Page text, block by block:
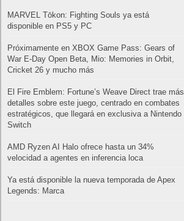
MARVEL Tōkon: Fighting Souls ya está
disponible en PS5 y PC
Próximamente en XBOX Game Pass: Gears of
War E-Day Open Beta, Mio: Memories in Orbit,
Cricket 26 y mucho más
El Fire Emblem: Fortune’s Weave Direct trae más
detalles sobre este juego, centrado en combates
estratégicos, que llegará en exclusiva a Nintendo
Switch
AMD Ryzen AI Halo ofrece hasta un 34%
velocidad a agentes en inferencia loca
Ya está disponible la nueva temporada de Apex
Legends: Marca